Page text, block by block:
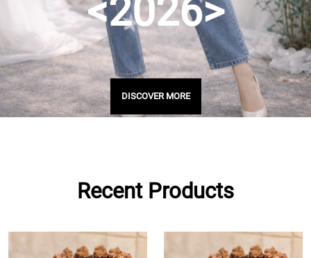
<2026>
DISCOVER MORE
Recent Products